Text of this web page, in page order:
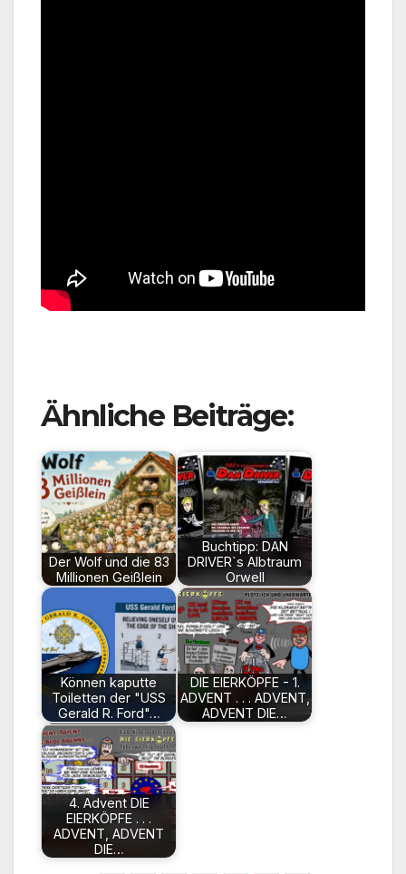
Ähnliche Beiträge:
Der Wolf und die 83
Millionen Geißlein
Buchtipp: DAN
DRIVER`s Albtraum
Orwell
Können kaputte
Toiletten der "USS
Gerald R. Ford"…
DIE EIERKÖPFE - 1.
ADVENT . . . ADVENT,
ADVENT DIE…
4. Advent DIE
EIERKÖPFE . . .
ADVENT, ADVENT
DIE…